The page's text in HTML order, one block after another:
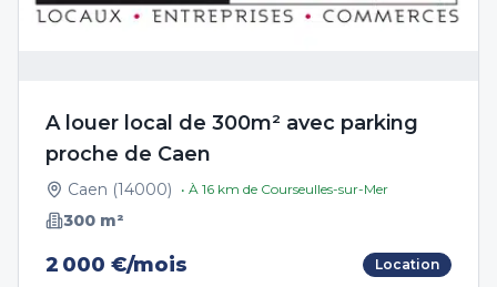
A louer local de 300m² avec parking
proche de Caen
Caen (14000) • À 16 km de Courseulles-sur-Mer
300 m²
2 000 €/mois Location